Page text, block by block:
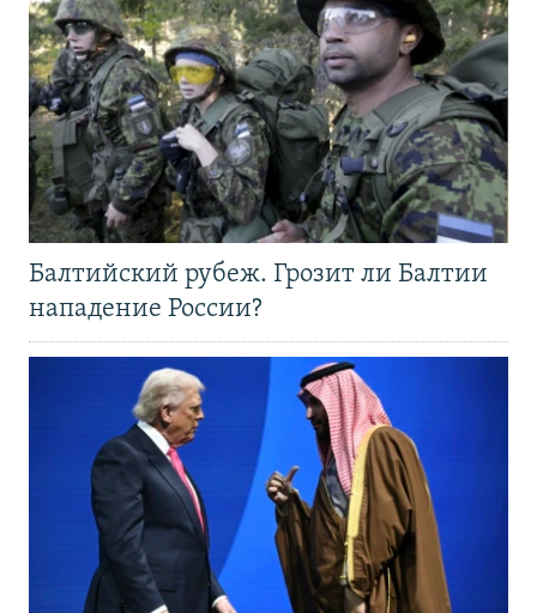
Балтийский рубеж. Грозит ли Балтии
нападение России?